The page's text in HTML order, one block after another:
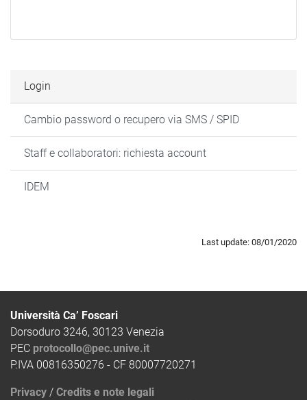
Login
Cambio password o recupero via SMS / SPID
Staff e collaboratori: richiesta account
IDEM
Last update: 08/01/2020
Università Ca’ Foscari
Dorsoduro 3246, 30123 Venezia
PEC protocollo@pec.unive.it
P.IVA 00816350276 - CF 80007720271
Privacy / Credits e note legali